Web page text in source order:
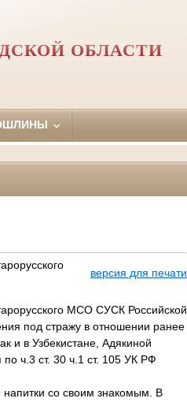
ОБЛАСТИ
версия для печати
МСО СУСК Российской
под стражу в отношении ранее
и в Узбекистане, Адякиной
ч.3 ст. 30 ч.1 ст. 105 УК РФ
со своим знакомым. В